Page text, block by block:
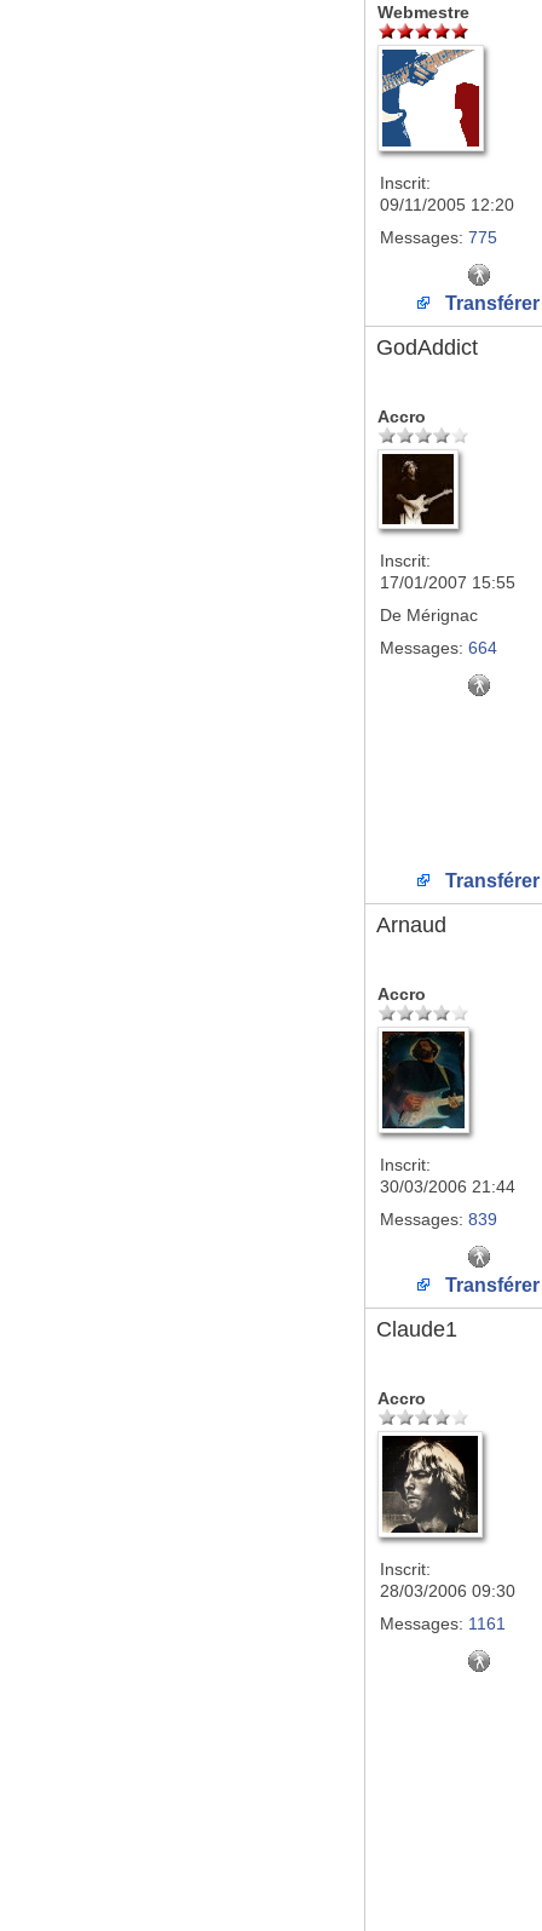
Webmestre
Inscrit:
09/11/2005 12:20
Messages: 775
Transférer
GodAddict
Accro
Inscrit:
17/01/2007 15:55
De Mérignac
Messages: 664
Transférer
Arnaud
Accro
Inscrit:
30/03/2006 21:44
Messages: 839
Transférer
Claude1
Accro
Inscrit:
28/03/2006 09:30
Messages: 1161